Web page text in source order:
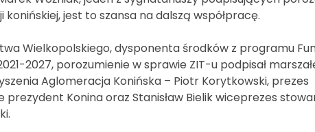
jest to szansa na dalszą współpracę.
Wielkopolskiego, dysponenta środków z programu
2027, porozumienie w sprawie ZIT-u podpisał
Aglomeracja Konińska – Piotr Korytkowski, prezes
prezydent Konina oraz Stanisław Bielik wiceprezes